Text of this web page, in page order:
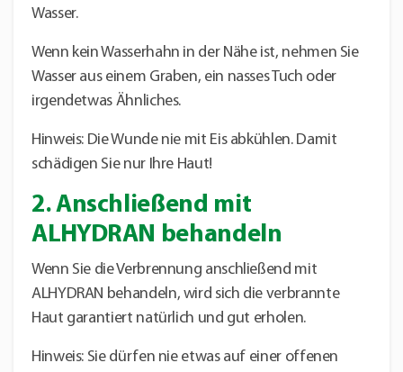
Wasser.
Wenn kein Wasserhahn in der Nähe ist, nehmen Sie
Wasser aus einem Graben, ein nasses Tuch oder
irgendetwas Ähnliches.
Hinweis: Die Wunde nie mit Eis abkühlen. Damit
schädigen Sie nur Ihre Haut!
2. Anschließend mit
ALHYDRAN behandeln
Wenn Sie die Verbrennung anschließend mit
ALHYDRAN behandeln, wird sich die verbrannte
Haut garantiert natürlich und gut erholen.
Hinweis: Sie dürfen nie etwas auf einer offenen